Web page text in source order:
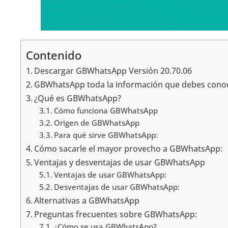
Contenido
Descargar GBWhatsApp Versión 20.70.06
GBWhatsApp toda la información que debes
¿Qué es GBWhatsApp?
Cómo funciona GBWhatsApp
Origen de GBWhatsApp
Para qué sirve GBWhatsApp:
Cómo sacarle el mayor provecho a GBWhatsApp:
Ventajas y desventajas de usar GBWhatsApp
Ventajas de usar GBWhatsApp:
Desventajas de usar GBWhatsApp:
Alternativas a GBWhatsApp
Preguntas frecuentes sobre GBWhatsApp: